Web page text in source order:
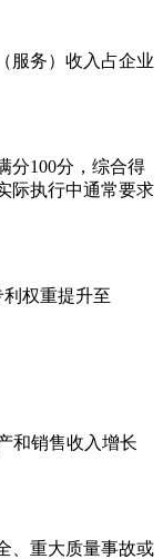
务）收入占企业
100分，综合得
际执行中通常要求
权重提升至
销售收入增长
重大质量事故或